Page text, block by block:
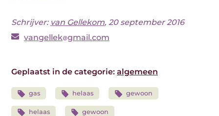
Schrijver: van Gellekom, 20 september 2016
vangellek gmail.com
Geplaatst in de categorie: algemeen
gas helaas gewoon
helaas gewoon